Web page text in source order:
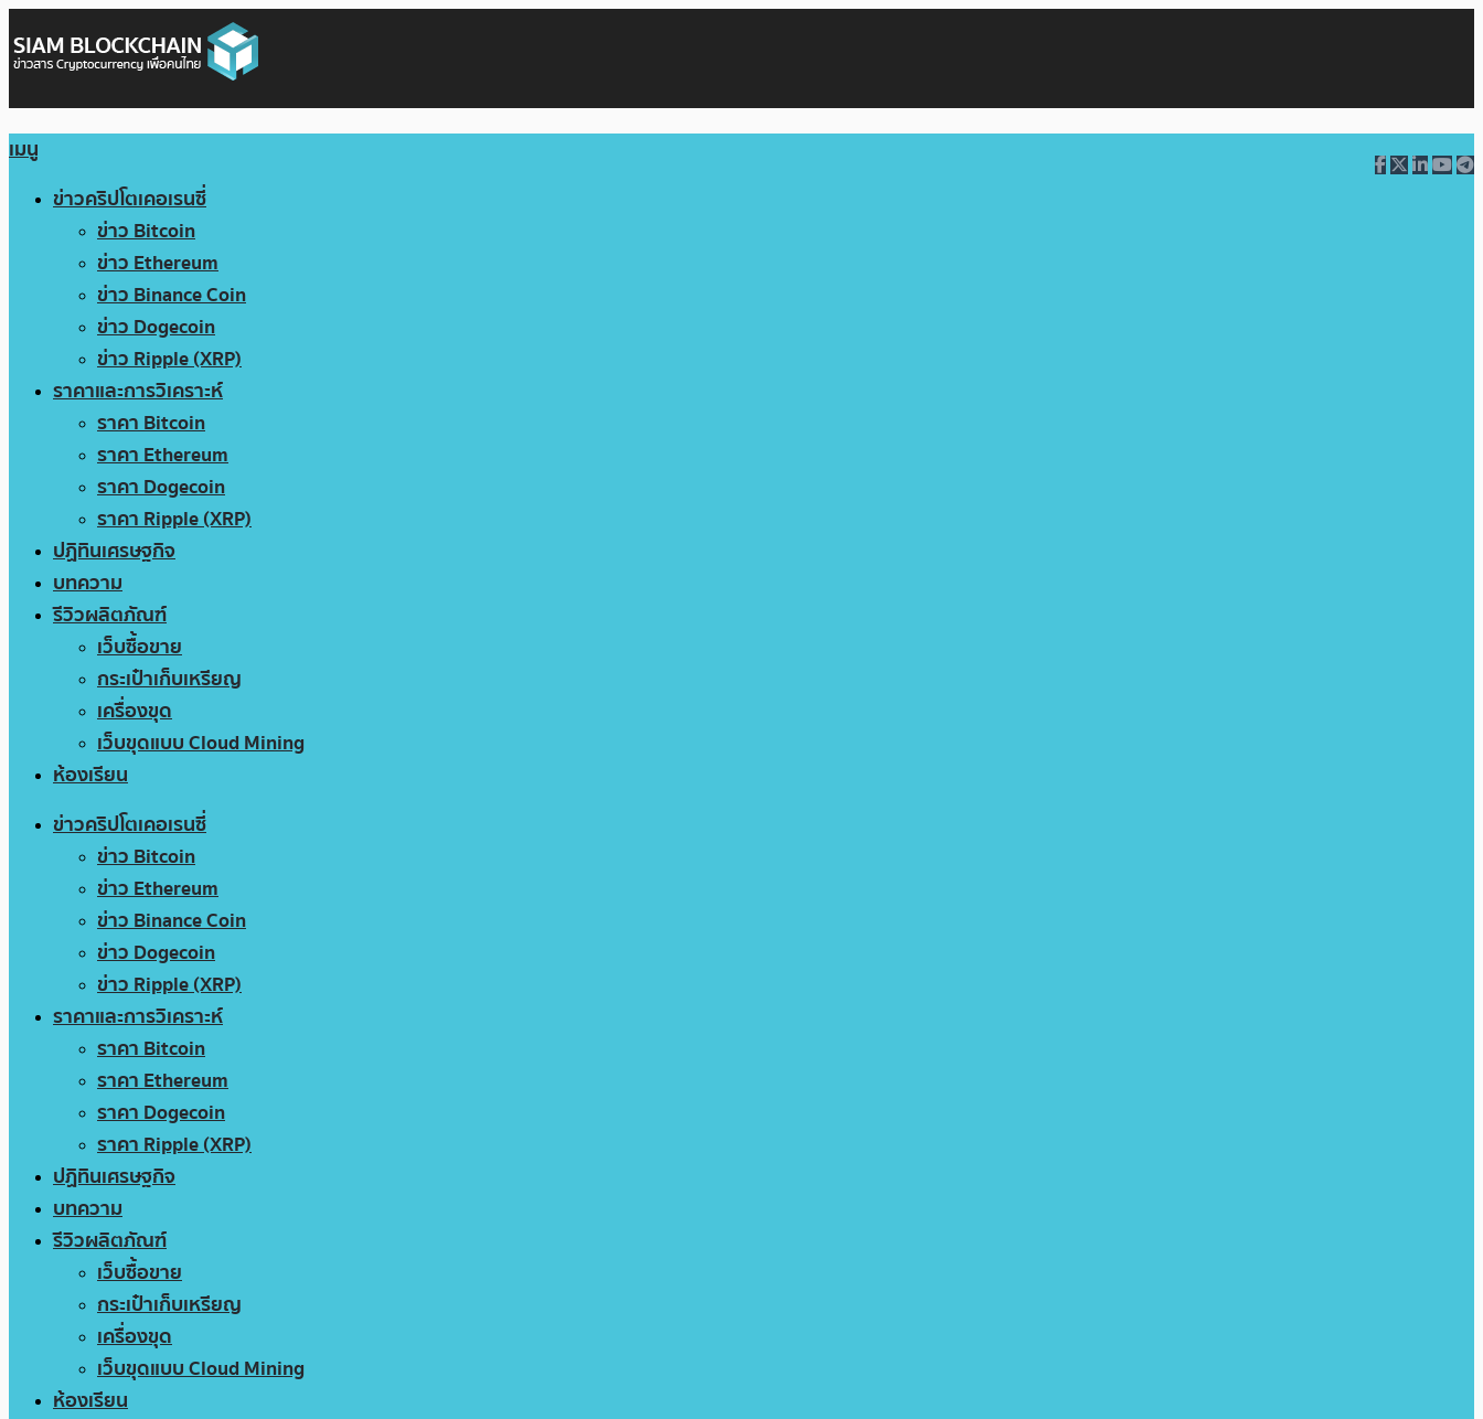
เมนู
ข่าวคริปโตเคอเรนซี่
ข่าว Bitcoin
ข่าว Ethereum
ข่าว Binance Coin
ข่าว Dogecoin
ข่าว Ripple (XRP)
ราคาและการวิเคราะห์
ราคา Bitcoin
ราคา Ethereum
ราคา Dogecoin
ราคา Ripple (XRP)
ปฏิทินเศรษฐกิจ
บทความ
รีวิวผลิตภัณฑ์
เว็บซื้อขาย
กระเป๋าเก็บเหรียญ
เครื่องขุด
เว็บขุดแบบ Cloud Mining
ห้องเรียน
ข่าวคริปโตเคอเรนซี่
ข่าว Bitcoin
ข่าว Ethereum
ข่าว Binance Coin
ข่าว Dogecoin
ข่าว Ripple (XRP)
ราคาและการวิเคราะห์
ราคา Bitcoin
ราคา Ethereum
ราคา Dogecoin
ราคา Ripple (XRP)
ปฏิทินเศรษฐกิจ
บทความ
รีวิวผลิตภัณฑ์
เว็บซื้อขาย
กระเป๋าเก็บเหรียญ
เครื่องขุด
เว็บขุดแบบ Cloud Mining
ห้องเรียน